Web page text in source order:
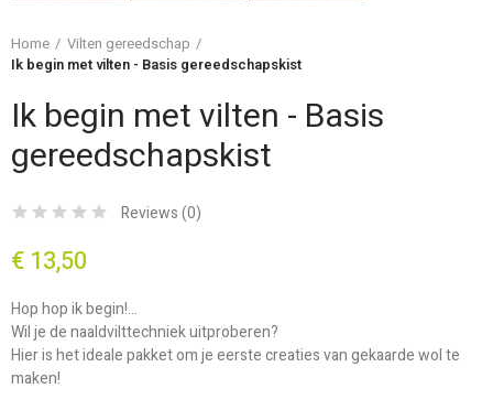
Home
Vilten gereedschap
Ik begin met vilten - Basis gereedschapskist
Ik begin met vilten - Basis
gereedschapskist
Reviews (0)
€ 13,50
Hop hop ik begin!...
Wil je de naaldvilttechniek uitproberen?
Hier is het ideale pakket om je eerste creaties van gekaarde wol te
maken!